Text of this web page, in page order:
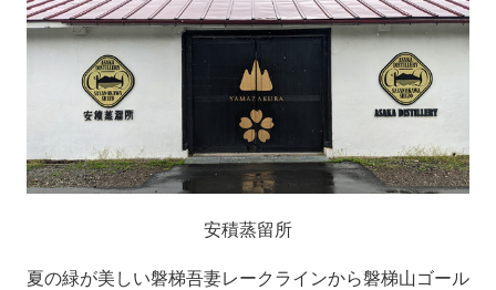
安積蒸留所
夏の緑が美しい磐梯吾妻レークラインから磐梯山ゴール